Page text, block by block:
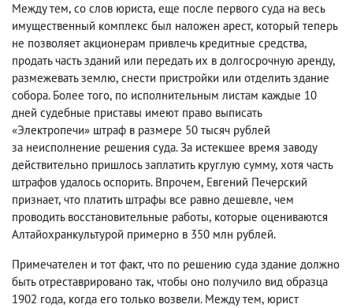
Между тем, со слов юриста, еще после первого суда на весь
имущественный комплекс был наложен арест, который теперь
не позволяет акционерам привлечь кредитные средства,
продать часть зданий или передать их в долгосрочную аренду,
размежевать землю, снести пристройки или отделить здание
собора. Более того, по исполнительным листам каждые 10
дней судебные приставы имеют право выписать
«Электропечи» штраф в размере 50 тысяч рублей
за неисполнение решения суда. За истекшее время заводу
действительно пришлось заплатить круглую сумму, хотя часть
штрафов удалось оспорить. Впрочем, Евгений Печерский
признает, что платить штрафы все равно дешевле, чем
проводить восстановительные работы, которые оцениваются
Алтайохранкультурой примерно в 350 млн рублей.
Примечателен и тот факт, что по решению суда здание должно
быть отреставрировано так, чтобы оно получило вид образца
1902 года, когда его только возвели. Между тем, юрист